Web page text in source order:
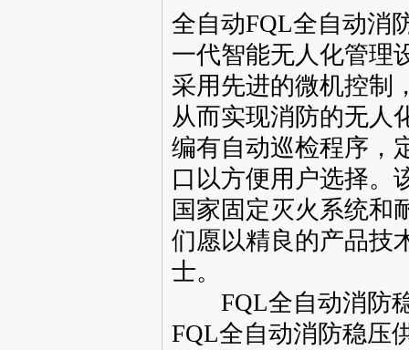
全自动FQL全自动消
一代智能无人化管理
采用先进的微机控制
从而实现消防的无人
编有自动巡检程序，
口以方便用户选择。
国家固定灭火系统和
们愿以精良的产品技
士。
FQL全自动消防稳
FQL全自动消防稳压